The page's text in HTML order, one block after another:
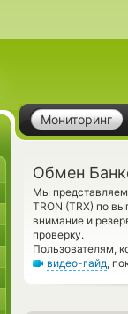
Мониторинг
Обмен
Мы
TRON (TRX) по
внимание и
проверку.
Пользователям,
видео-гайд,